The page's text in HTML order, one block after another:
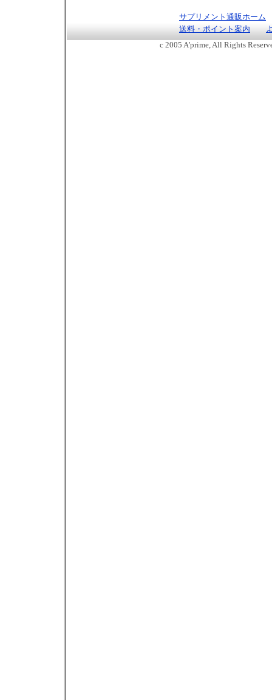
サプリメント通販ホーム
送料・ポイント案内
c 2005 A'prime, All Rights